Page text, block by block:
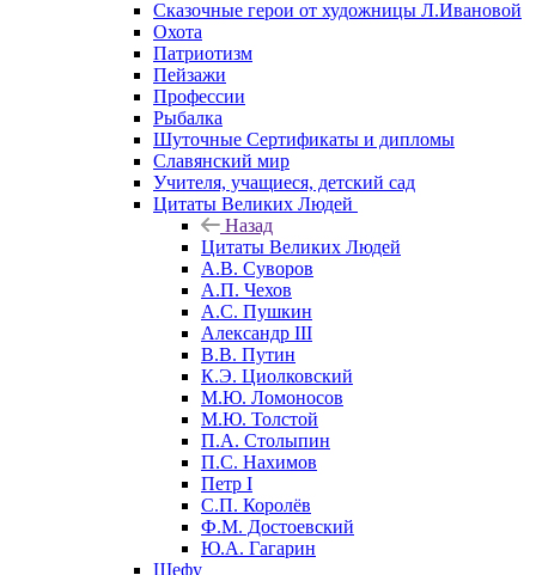
Сказочные герои от художницы Л.Ивановой
Охота
Патриотизм
Пейзажи
Профессии
Рыбалка
Шуточные Сертификаты и дипломы
Славянский мир
Учителя, учащиеся, детский сад
Цитаты Великих Людей
Назад
Цитаты Великих Людей
А.В. Суворов
А.П. Чехов
А.С. Пушкин
Александр III
В.В. Путин
К.Э. Циолковский
М.Ю. Ломоносов
М.Ю. Толстой
П.А. Столыпин
П.С. Нахимов
Петр I
С.П. Королёв
Ф.М. Достоевский
Ю.А. Гагарин
Шефу